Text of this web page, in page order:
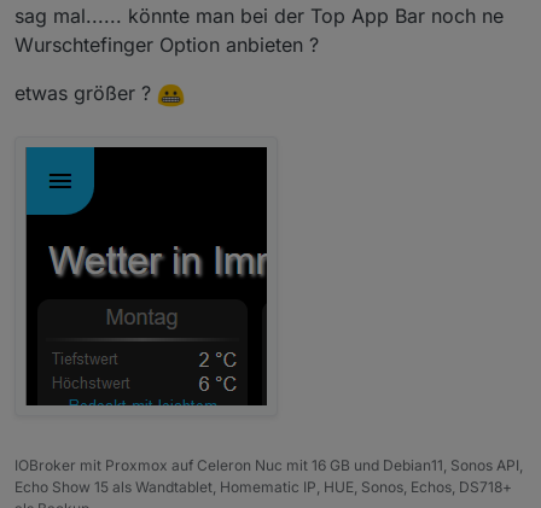
sag mal...... könnte man bei der Top App Bar noch ne
Wurschtefinger Option anbieten ?
etwas größer ?
IOBroker mit Proxmox auf Celeron Nuc mit 16 GB und Debian11, Sonos API,
Echo Show 15 als Wandtablet, Homematic IP, HUE, Sonos, Echos, DS718+